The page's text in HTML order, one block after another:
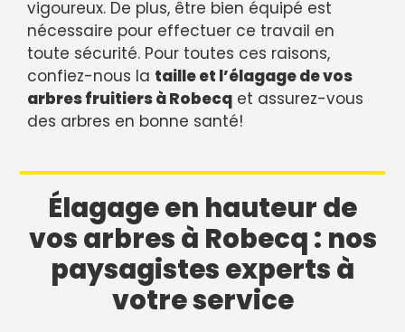
vigoureux. De plus, être bien équipé est
nécessaire pour effectuer ce travail en
toute sécurité. Pour toutes ces raisons,
confiez-nous la taille et l’élagage de vos
arbres fruitiers à Robecq et assurez-vous
des arbres en bonne santé!
Élagage en hauteur de
vos arbres à Robecq : nos
paysagistes experts à
votre service